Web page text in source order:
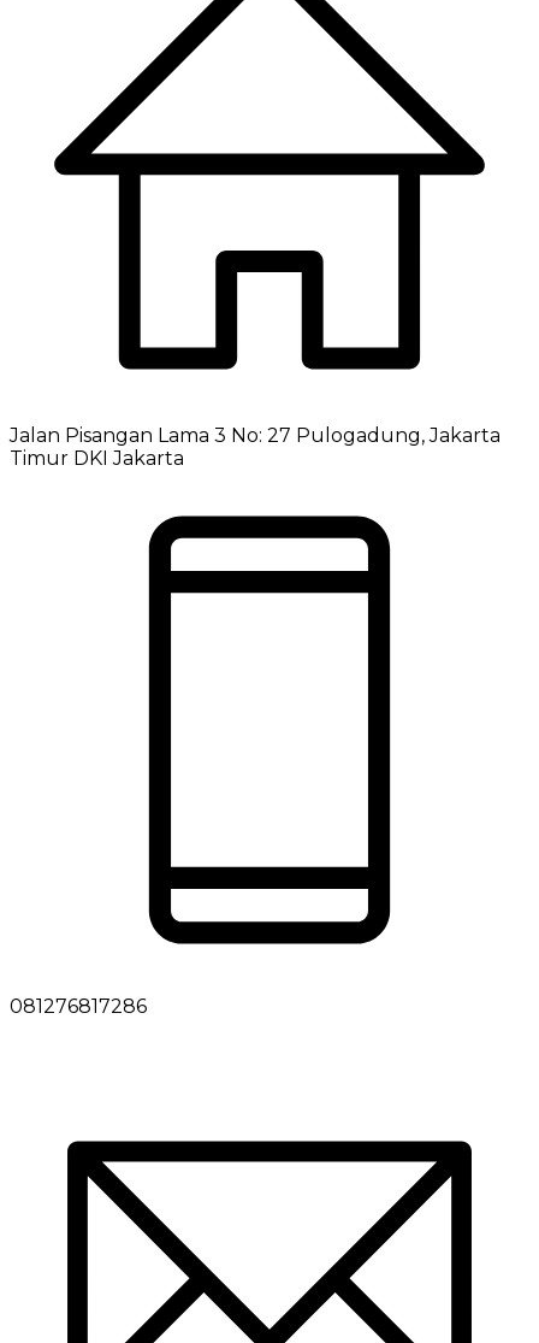
Jalan Pisangan Lama 3 No: 27 Pulogadung, Jakarta
Timur DKI Jakarta
081276817286